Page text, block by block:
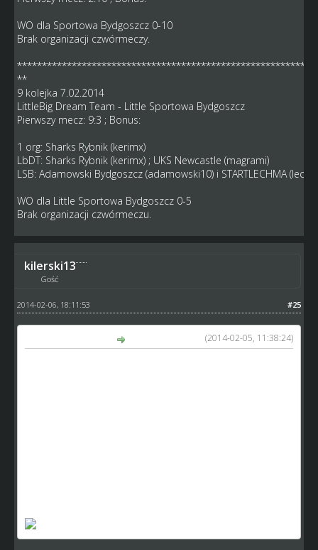
WO dla Sportowa Bydgoszcz 0-10
Brak organizacji czwórmeczy.
**
9 kolejka 7.02.2014
LittleBig Dream Team - Little Sportowa Bydgoszcz
Pierwszy mecz: 9:3 ; Bonus:
1 org: Sharks Rybnik (kerimx)
LbDT: Sharks Rybnik (kerimx) ; UKS Newcastle (magrami)
LSB: Adamowski Bydgoszcz (adamowski10) i STARTLECHMA (lech)
WO dla Little Sportowa Bydgoszcz 0-5
Brak organizacji czwórmeczu.
kilerski13
Gość
#25
2014-02-06, 18:11:53
(2014-02-05, 11:38:24)